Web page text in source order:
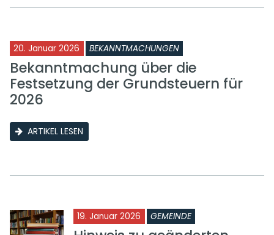
20. Januar 2026 BEKANNTMACHUNGEN
Bekanntmachung über die
Festsetzung der Grundsteuern für
2026
ARTIKEL LESEN
19. Januar 2026 GEMEINDE